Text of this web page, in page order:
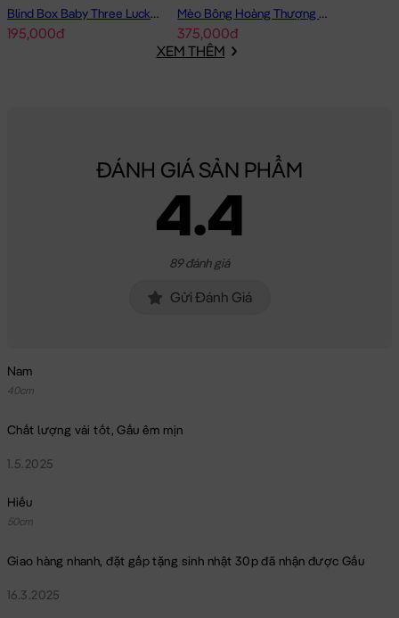
Blind Box Baby Three Lucky Cat Mèo Thần Tài Baby Three
195,000đ
Mèo Bông Hoàng Thượng cosplay Capybara form dài
375,000đ
XEM THÊM
ĐÁNH GIÁ SẢN PHẨM
4.4
89 đánh giá
Gửi Đánh Giá
Nam
40cm
Chất lượng vải tốt, Gấu êm mịn
1.5.2025
Hiếu
50cm
Giao hàng nhanh, đặt gấp tặng sinh nhật 30p đã nhận được Gấu
16.3.2025